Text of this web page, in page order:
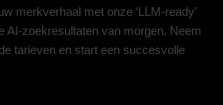
merkverhaal met onze ‘LLM-ready’
AI-zoekresultaten van morgen. Neem
tarieven en start een succesvolle